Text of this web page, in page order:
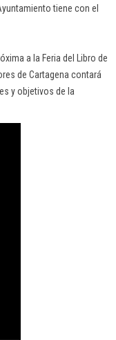
tiene con el
a la Feria del Libro de
de Cartagena contará
y objetivos de la